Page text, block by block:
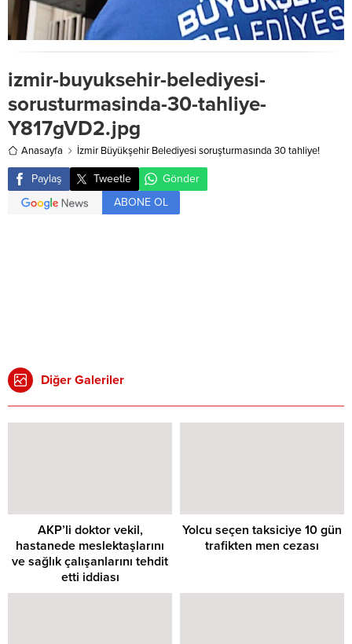
izmir-buyuksehir-belediyesi-
sorusturmasinda-30-tahliye-
Y817gVD2.jpg
Anasayfa İzmir Büyükşehir Belediyesi soruşturmasında 30 tahliye!
Paylaş Tweetle
Gönder
ABONE OL
Diğer Galeriler
AKP’li doktor vekil,
hastanede meslektaşlarını
ve sağlık çalışanlarını tehdit
etti iddiası
Yolcu seçen taksiciye 10 gün
trafikten men cezası